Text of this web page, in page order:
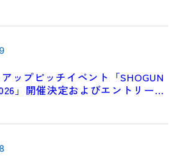
ップピッチイベント「SHOGUN
」開催決定およびエントリー募